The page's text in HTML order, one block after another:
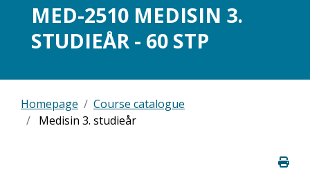
MED-2510 MEDISIN 3.
STUDIEÅR - 60 STP
Homepage
Course catalogue
Medisin 3. studieår